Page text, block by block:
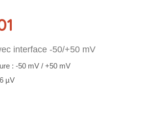
interface -50/+50 mV
: -50 mV / +50 mV
µV